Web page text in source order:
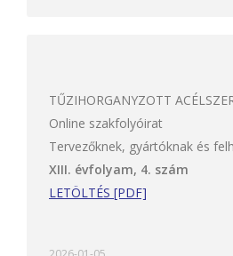
TŰZIHORGANYZOTT
Online szakfolyóirat
Tervezőknek, gyártóknak és
XIII. évfolyam, 4. szám
LETÖLTÉS [PDF]